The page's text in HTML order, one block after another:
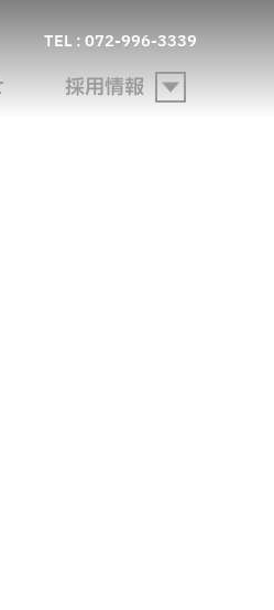
TEL : 072-996-3339
採用情報